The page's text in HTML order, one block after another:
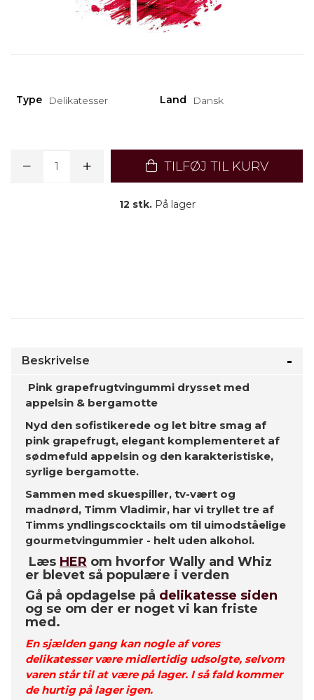
Type Delikatesser Land Dansk
TILFØJ TIL KURV
12 stk.På lager
Beskrivelse
Pink grapefrugtvingummi drysset med
appelsin & bergamotte
Nyd den sofistikerede og let bitre smag af
pink grapefrugt, elegant komplementeret af
sødmefuld appelsin og den karakteristiske,
syrlige bergamotte.
Sammen med skuespiller, tv-vært og
madnørd, Timm Vladimir, har vi tryllet tre af
Timms yndlingscocktails om til uimodståelige
gourmetvingummier - helt uden alkohol.
Læs HER om hvorfor Wally and Whiz
er blevet så populære i verden
Gå på opdagelse på delikatesse siden
og se om der er noget vi kan friste
med.
En sjælden gang kan nogle af vores
delikatesser være midlertidig udsolgte, selvom
varen står til at være på lager. I så fald kommer
de hurtig på lager igen.